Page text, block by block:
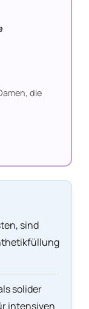
die
sind
solider
intensiven